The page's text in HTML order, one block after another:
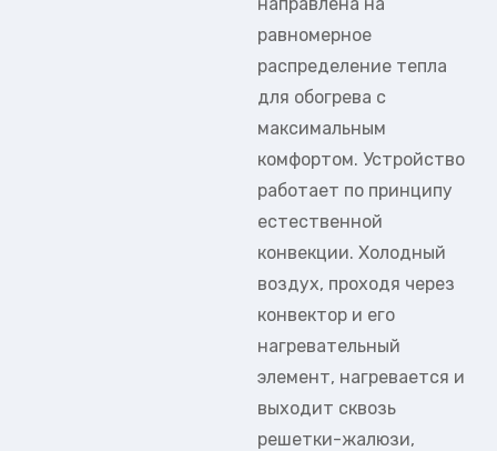
равномерное
распределение тепла
для обогрева с
максимальным
комфортом. Устройство
работает по принципу
естественной
конвекции. Холодный
воздух, проходя через
конвектор и его
нагревательный
элемент, нагревается и
выходит сквозь
решетки-жалюзи,